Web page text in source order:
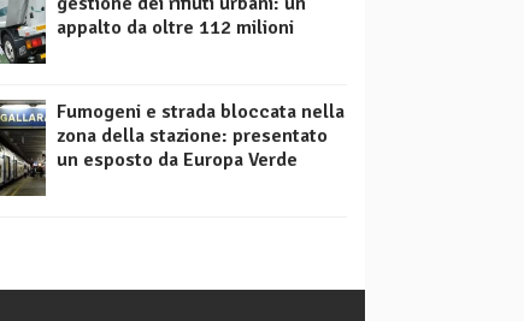
appalto da oltre 112 milioni
Fumogeni e strada bloccata nella
zona della stazione: presentato
un esposto da Europa Verde